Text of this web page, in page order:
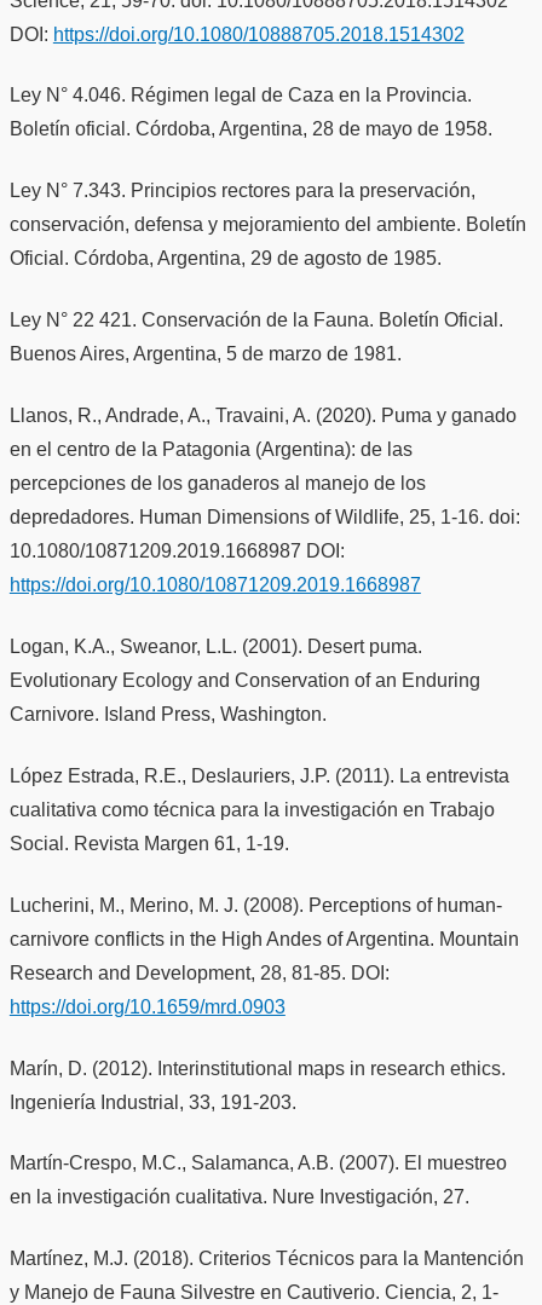
DOI: https://doi.org/10.1080/10888705.2018.1514302
Ley N° 4.046. Régimen legal de Caza en la Provincia.
Boletín oficial. Córdoba, Argentina, 28 de mayo de 1958.
Ley N° 7.343. Principios rectores para la preservación,
conservación, defensa y mejoramiento del ambiente. Boletín
Oficial. Córdoba, Argentina, 29 de agosto de 1985.
Ley N° 22 421. Conservación de la Fauna. Boletín Oficial.
Buenos Aires, Argentina, 5 de marzo de 1981.
Llanos, R., Andrade, A., Travaini, A. (2020). Puma y ganado
en el centro de la Patagonia (Argentina): de las
percepciones de los ganaderos al manejo de los
depredadores. Human Dimensions of Wildlife, 25, 1-16. doi:
10.1080/10871209.2019.1668987 DOI:
https://doi.org/10.1080/10871209.2019.1668987
Logan, K.A., Sweanor, L.L. (2001). Desert puma.
Evolutionary Ecology and Conservation of an Enduring
Carnivore. Island Press, Washington.
López Estrada, R.E., Deslauriers, J.P. (2011). La entrevista
cualitativa como técnica para la investigación en Trabajo
Social. Revista Margen 61, 1-19.
Lucherini, M., Merino, M. J. (2008). Perceptions of human-
carnivore conflicts in the High Andes of Argentina. Mountain
Research and Development, 28, 81-85. DOI:
https://doi.org/10.1659/mrd.0903
Marín, D. (2012). Interinstitutional maps in research ethics.
Ingeniería Industrial, 33, 191-203.
Martín-Crespo, M.C., Salamanca, A.B. (2007). El muestreo
en la investigación cualitativa. Nure Investigación, 27.
Martínez, M.J. (2018). Criterios Técnicos para la Mantención
y Manejo de Fauna Silvestre en Cautiverio. Ciencia, 2, 1-